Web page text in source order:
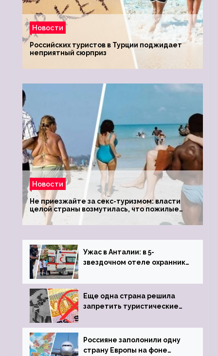
Новости
Российских туристов в Турции поджидает
неприятный сюрприз
Новости
Не приезжайте за секс-туризмом: власти
целой страны возмутилась, что пожилые
туристки массово едут к ним, чтобы
обзавестись молодыми любовниками
Ужас в Анталии: в 5-
звездочном отеле охранник
пистолета
Еще одна страна решила
запретить туристические
Россияне заполонили одну
страну Европы на фоне